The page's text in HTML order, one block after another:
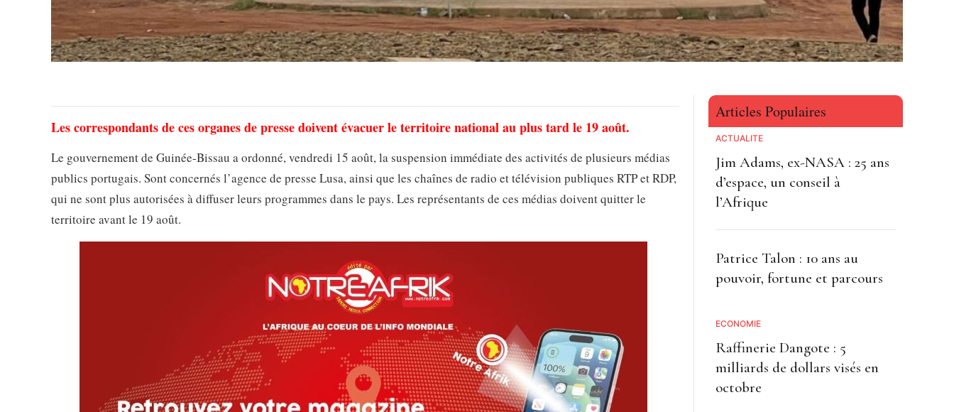
Les correspondants de ces organes de presse doivent évacuer le territoire national au plus tard le 19 août.
Le gouvernement de Guinée-Bissau a ordonné, vendredi 15 août, la suspension immédiate des activités de plusieurs médias
publics portugais. Sont concernés l’agence de presse Lusa, ainsi que les chaînes de radio et télévision publiques RTP et RDP,
qui ne sont plus autorisées à diffuser leurs programmes dans le pays. Les représentants de ces médias doivent quitter le
territoire avant le 19 août.
Articles Populaires
ACTUALITE
Jim Adams, ex-NASA : 25 ans
d’espace, un conseil à
l’Afrique
Patrice Talon : 10 ans au
pouvoir, fortune et parcours
ECONOMIE
Raffinerie Dangote : 5
milliards de dollars visés en
octobre